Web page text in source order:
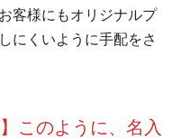
客様にもオリジナルプ
にくいように手配をさ
このように、名入